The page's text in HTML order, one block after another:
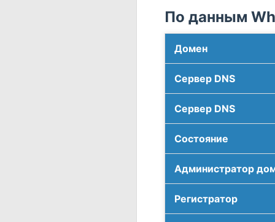
По данным
Домен
Сервер DNS
Сервер DNS
Соcтояние
Администратор
Регистратор